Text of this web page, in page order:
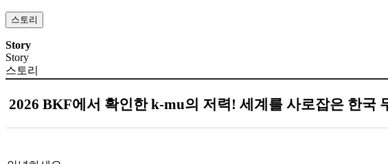
스토리
Story
Story
스토리
2026 BKF에서 확인한 k-mu의 저력! 세계를 사로잡은 한국